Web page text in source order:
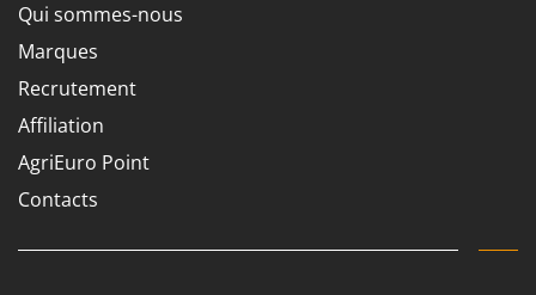
Qui sommes-nous
Marques
Recrutement
Affiliation
AgriEuro Point
Contacts